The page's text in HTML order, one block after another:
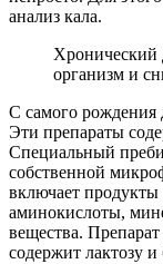
анализ кала.
Хронический
организм и
С самого рождения
Эти препараты
Специальный
собственной
включает
аминокислоты,
вещества.
содержит лактозу